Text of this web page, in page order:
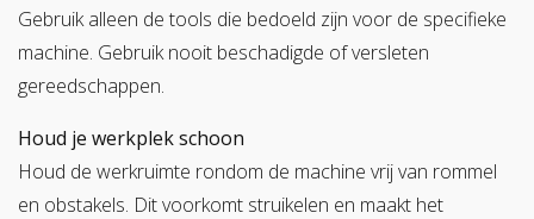
Gebruik alleen de tools die bedoeld zijn voor de specifieke
machine. Gebruik nooit beschadigde of versleten
gereedschappen.
Houd je werkplek schoon
Houd de werkruimte rondom de machine vrij van rommel
en obstakels. Dit voorkomt struikelen en maakt het